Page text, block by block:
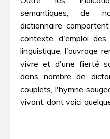
sémantiques, de
dictionnaire
contexte d'emploi
linguistique, l'ouvrage
vivre et d'une fierté
dans nombre de
couplets, l'hymne
vivant, dont voici